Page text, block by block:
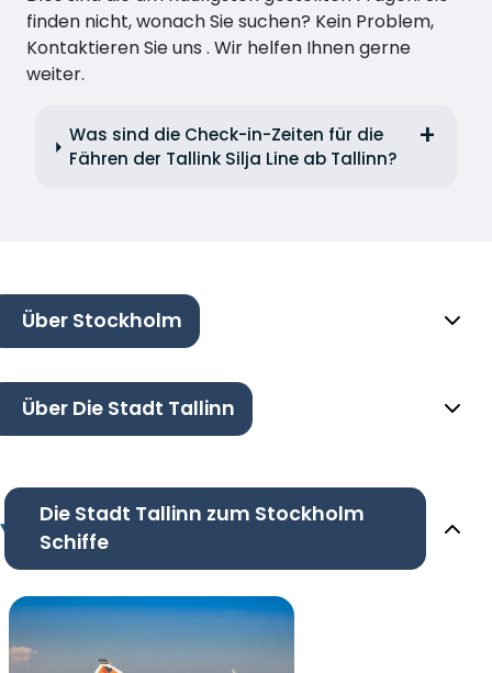
finden nicht, wonach Sie suchen? Kein Problem,
Kontaktieren Sie uns . Wir helfen Ihnen gerne
weiter.
Was sind die Check-in-Zeiten für die
Fähren der Tallink Silja Line ab Tallinn?
Über Stockholm
Über Die Stadt Tallinn
Die Stadt Tallinn zum Stockholm
Schiffe